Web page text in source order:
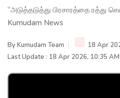
“அடுத்தடுத்து பிரசாரத்தை ரத்து
Kumudam News
ByKumudam Team
18 Apr
Last Update : 18 Apr 2026, 10:35 AM